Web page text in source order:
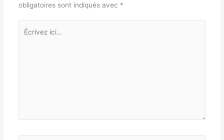
obligatoires sont indiqués avec *
Écrivez
ici…